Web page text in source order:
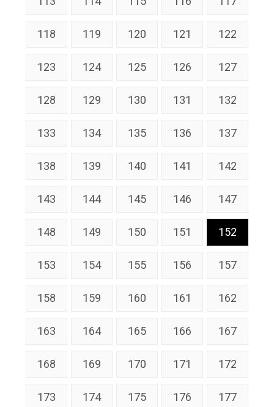
118 119 120 121 122
123 124 125 126 127
128 129 130 131 132
133 134 135 136 137
138 139 140 141 142
143 144 145 146 147
148 149 150 151 152
153 154 155 156 157
158 159 160 161 162
163 164 165 166 167
168 169 170 171 172
173 174 175 176 177